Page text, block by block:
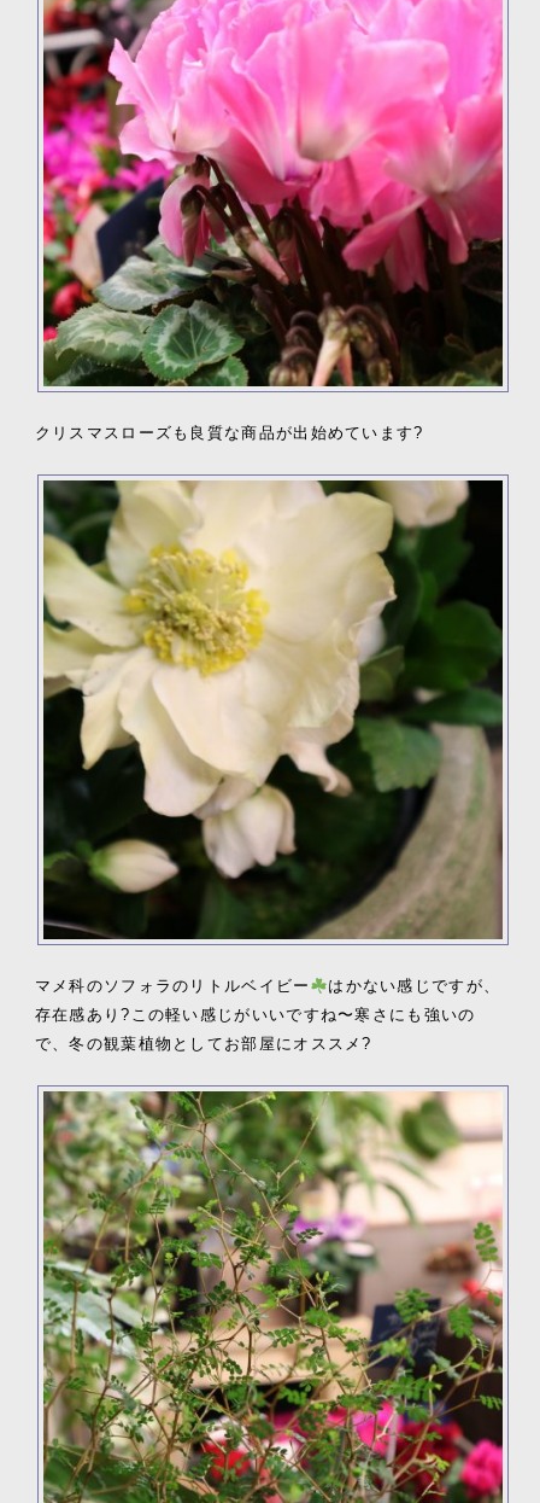
クリスマスローズも良質な商品が出始めています?
マメ科のソフォラのリトルベイビー
はかない感じですが、
存在感あり?この軽い感じがいいですね〜寒さにも強いの
で、冬の観葉植物としてお部屋にオススメ?